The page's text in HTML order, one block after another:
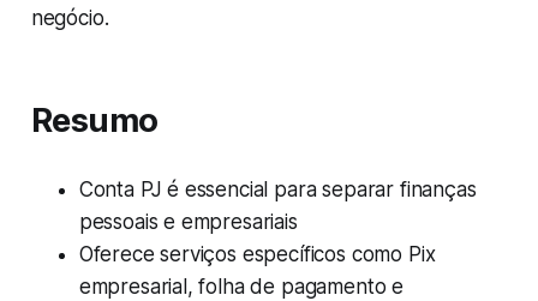
negócio.
Resumo
Conta PJ é essencial para separar finanças
pessoais e empresariais
Oferece serviços específicos como Pix
empresarial, folha de pagamento e